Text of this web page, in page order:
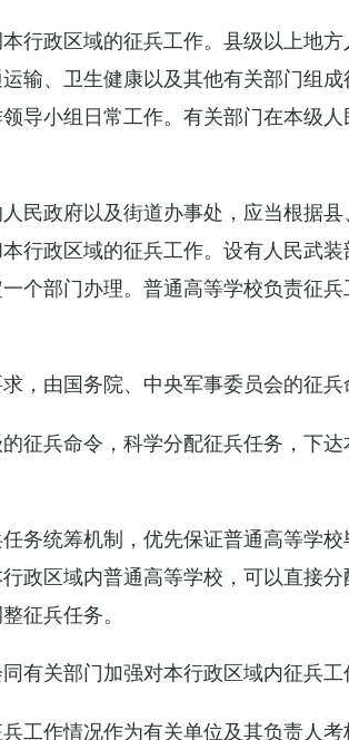
行政区域的征兵工作。县级以上地
输、卫生健康以及其他有关部门组
导小组日常工作。有关部门在本级
民政府以及街道办事处，应当根据
行政区域的征兵工作。设有人民武
个部门办理。普通高等学校负责征
，由国务院、中央军事委员会的征兵
征兵命令，科学分配征兵任务，下
务统筹机制，优先保证普通高等学校
政区域内普通高等学校，可以直接
征兵任务。
有关部门加强对本行政区域内征兵工
工作情况作为有关单位及其负责人考